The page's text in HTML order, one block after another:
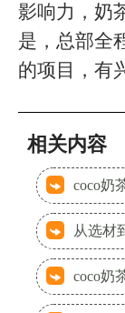
影响力，奶
是，总部全
的项目，有
相关内容
coco奶
从选材
coco奶